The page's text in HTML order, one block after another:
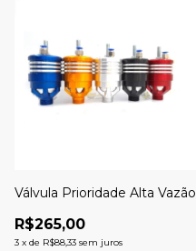
Válvula Prioridade Alta Vazão
R$265,00
3 x de R$88,33 sem juros